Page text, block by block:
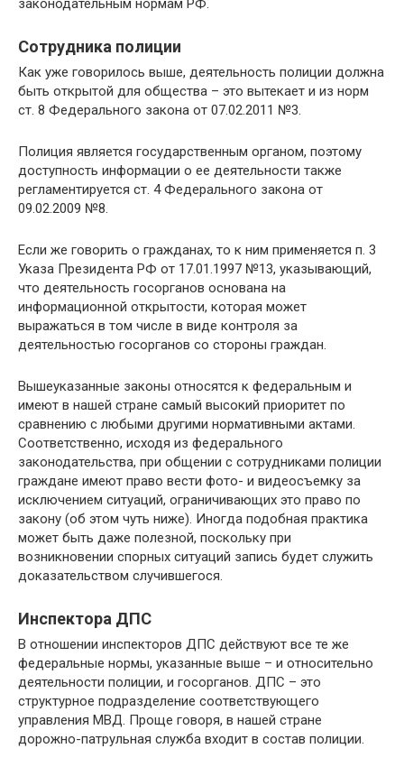
законодательным нормам РФ.
Сотрудника полиции
Как уже говорилось выше, деятельность полиции должна
быть открытой для общества – это вытекает и из норм
ст. 8 Федерального закона от 07.02.2011 №3.
Полиция является государственным органом, поэтому
доступность информации о ее деятельности также
регламентируется ст. 4 Федерального закона от
09.02.2009 №8.
Если же говорить о гражданах, то к ним применяется п. 3
Указа Президента РФ от 17.01.1997 №13, указывающий,
что деятельность госорганов основана на
информационной открытости, которая может
выражаться в том числе в виде контроля за
деятельностью госорганов со стороны граждан.
Вышеуказанные законы относятся к федеральным и
имеют в нашей стране самый высокий приоритет по
сравнению с любыми другими нормативными актами.
Соответственно, исходя из федерального
законодательства, при общении с сотрудниками полиции
граждане имеют право вести фото- и видеосъемку за
исключением ситуаций, ограничивающих это право по
закону (об этом чуть ниже). Иногда подобная практика
может быть даже полезной, поскольку при
возникновении спорных ситуаций запись будет служить
доказательством случившегося.
Инспектора ДПС
В отношении инспекторов ДПС действуют все те же
федеральные нормы, указанные выше – и относительно
деятельности полиции, и госорганов. ДПС – это
структурное подразделение соответствующего
управления МВД. Проще говоря, в нашей стране
дорожно-патрульная служба входит в состав полиции.